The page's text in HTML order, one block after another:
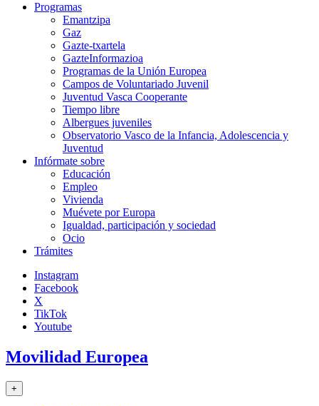
Programas
Emantzipa
Gaz
Gazte-txartela
GazteInformazioa
Programas de la Unión Europea
Campos de Voluntariado Juvenil
Juventud Vasca Cooperante
Tiempo libre
Albergues juveniles
Observatorio Vasco de la Infancia, Adolescencia y
Juventud
Infórmate sobre
Educación
Empleo
Vivienda
Muévete por Europa
Igualdad, participación y sociedad
Ocio
Trámites
Instagram
Facebook
X
TikTok
Youtube
Movilidad Europea
+